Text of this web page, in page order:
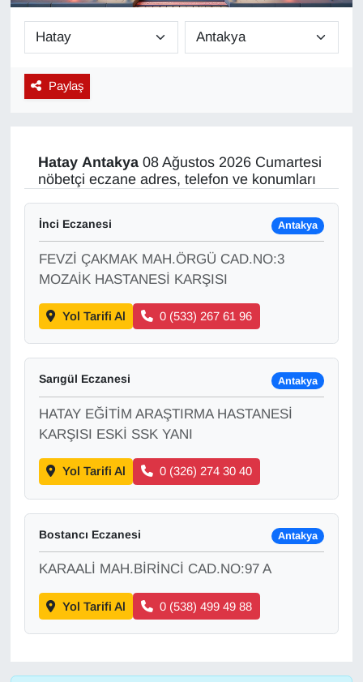
Paylaş
Hatay Antakya08 Ağustos 2026 Cumartesi
nöbetçi eczane adres, telefon ve konumları
İnci Eczanesi Antakya
FEVZİ ÇAKMAK MAH.ÖRGÜ CAD.NO:3
MOZAİK HASTANESİ KARŞISI
Yol Tarifi Al 0 (533) 267 61 96
Sarıgül Eczanesi Antakya
HATAY EĞİTİM ARAŞTIRMA HASTANESİ
KARŞISI ESKİ SSK YANI
Yol Tarifi Al 0 (326) 274 30 40
Bostancı Eczanesi Antakya
KARAALİ MAH.BİRİNCİ CAD.NO:97 A
Yol Tarifi Al 0 (538) 499 49 88
Diğer
DÜNYA
EKONOMİ
Eleman
En çok konuşulanlar
GENEL
Güncel
Gündem
Haber
HABERDE İNSAN
Kadın
Kamu Alımları